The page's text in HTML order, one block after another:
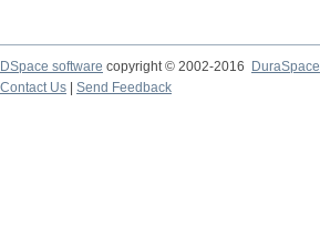
DSpace software copyright © 2002-2016
DuraSpace
Contact Us
Send Feedback